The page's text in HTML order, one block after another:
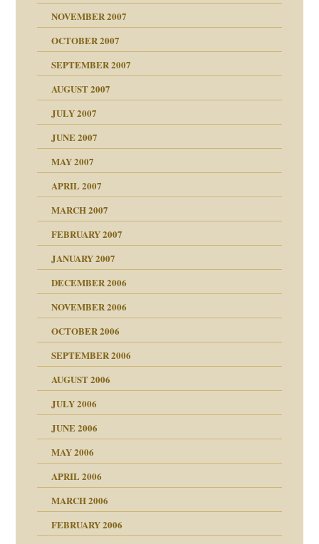
in meiner
NOVEMBER 2007
voller Absicht!"
OCTOBER 2007
SEPTEMBER 2007
AUGUST 2007
JULY 2007
JUNE 2007
MAY 2007
APRIL 2007
MARCH 2007
FEBRUARY 2007
JANUARY 2007
DECEMBER 2006
NOVEMBER 2006
OCTOBER 2006
SEPTEMBER 2006
AUGUST 2006
JULY 2006
JUNE 2006
MAY 2006
APRIL 2006
MARCH 2006
FEBRUARY 2006